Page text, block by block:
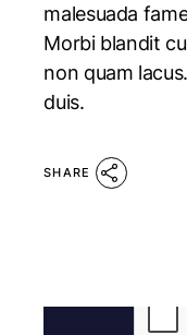
malesuada
Morbi blandit
non quam
duis.
SHARE